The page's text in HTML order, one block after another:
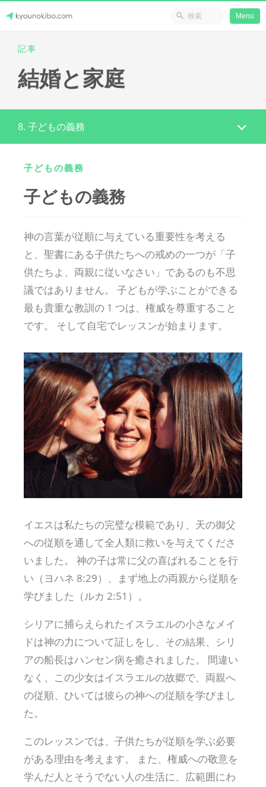
content
Japanese Journey Online
Menu
記事
結婚と家庭
8. 子どもの義務
子どもの義務
子どもの義務
神の言葉が従順に与えている重要性を考える
と、聖書にある子供たちへの戒めの一つが「子
供たちよ、両親に従いなさい」であるのも不思
議ではありません。 子どもが学ぶことができる
最も貴重な教訓の 1 つは、権威を尊重すること
です。 そして自宅でレッスンが始まります。
イエスは私たちの完璧な模範であり、天の御父
への従順を通して全人類に救いを与えてくださ
いました。 神の子は常に父の喜ばれることを行
い（ヨハネ 8:29）、まず地上の両親から従順を
学びました（ルカ 2:51）。
シリアに捕らえられたイスラエルの小さなメイ
ドは神の力について証しをし、その結果、シリ
アの船長はハンセン病を癒されました。 間違い
なく、この少女はイスラエルの故郷で、両親へ
の従順、ひいては彼らの神への従順を学びまし
た。
このレッスンでは、子供たちが従順を学ぶ必要
がある理由を考えます。 また、権威への敬意を
学んだ人とそうでない人の生活に、広範囲にわ